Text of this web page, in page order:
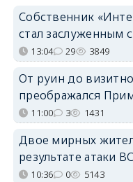
Собственник
стал заслуженным
13:04 29 3849
От руин до
преображался
11:00 3 1431
Двое мирных
результате атаки
10:36 0 5143